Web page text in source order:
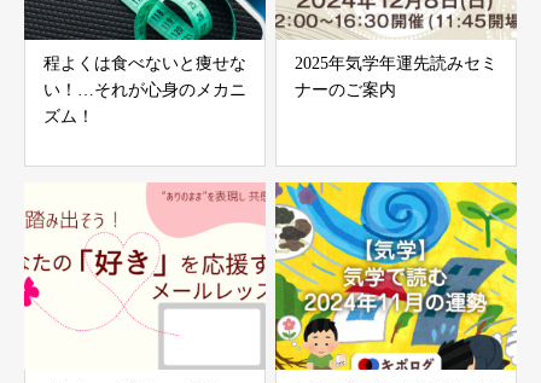
程よくは食べないと痩せな
い！…それが心身のメカニ
ズム！
2025年気学年運先読みセミ
ナーのご案内